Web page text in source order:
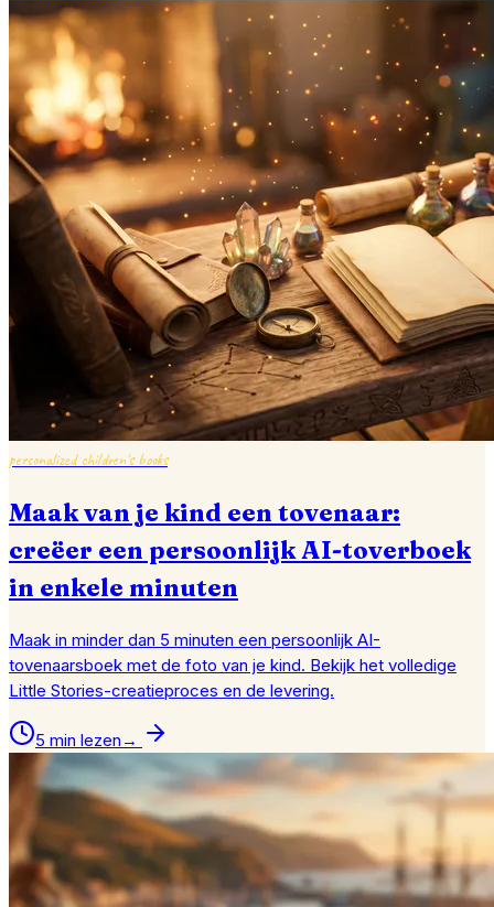
personalized children's books
Maak van je kind een tovenaar:
creëer een persoonlijk AI-toverboek
in enkele minuten
Maak in minder dan 5 minuten een persoonlijk AI-
tovenaarsboek met de foto van je kind. Bekijk het volledige
Little Stories-creatieproces en de levering.
5 min lezen →